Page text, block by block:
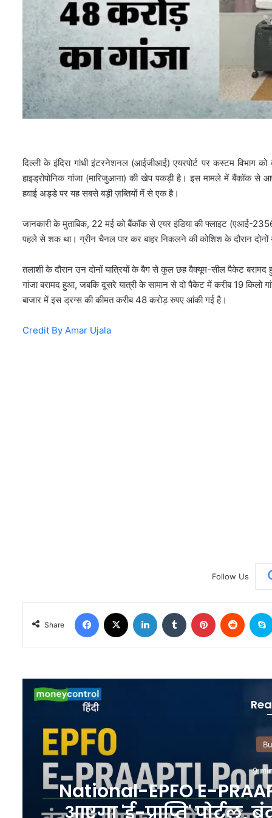
दिल्ली के इंदिरा गांधी इंटरनेशनल (आईजीआई) एयरपोर्ट पर कस्टम विभाग
हाइड्रोपोनिक गांजा (मारिजुआना) की खेप पकड़ी है। इस मामले में बैंकॉक से
हवाई अड्डे पर यह सबसे बड़ी ज़ब्तियों में से एक है।
जानकारी के मुताबिक, 22 मई को बैंकॉक से एयर इंडिया की फ्लाइट (एआई-
पहले से शक था। ग्रीन चैनल पार कर बाहर निकलने की कोशिश के दौरान दोनों
तलाशी के दौरान उन दोनों यात्रियों के बैग से कुल छह वैक्यूम-सील पैकेट
गांजा बरामद हुआ, जबकि दूसरे यात्री के सामान से दो पैकेट में करीब 19 किलो
बाजार में इस ड्रग्स की कीमत करीब 48 करोड़ रुपए आंकी गई है।
Credit By Amar Ujala
Follow Us
Share
के अंत तक
आसानी
अमेरिकी
पास से उड़ी